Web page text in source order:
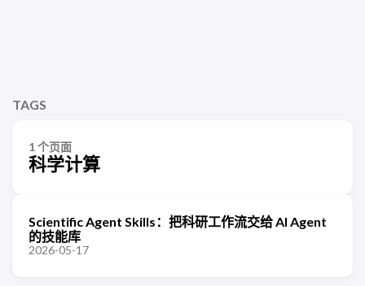
TAGS
1 个页面
科学计算
Scientific Agent Skills：把科研工作流交给 AI Agent
的技能库
2026-05-17